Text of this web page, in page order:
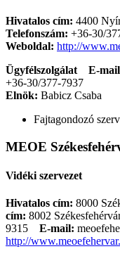
Hivatalos cím: 4400
Telefonszám: +36-30/
Weboldal: http://
Ügyfélszolgálat
E-
+36-30/377-7937
Elnök: Babicz Csaba
Fajtagondozó
MEOE
Vidéki szervezet
Hivatalos cím: 8000
cím: 8002
9315
E-mail:
http://